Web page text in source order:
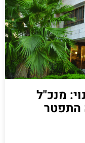
מנכ"ל
התפטר